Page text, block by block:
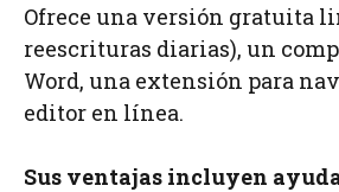
Ofrece una versión gratuita
reescrituras diarias), un
Word, una extensión para
editor en línea.
Sus ventajas incluyen